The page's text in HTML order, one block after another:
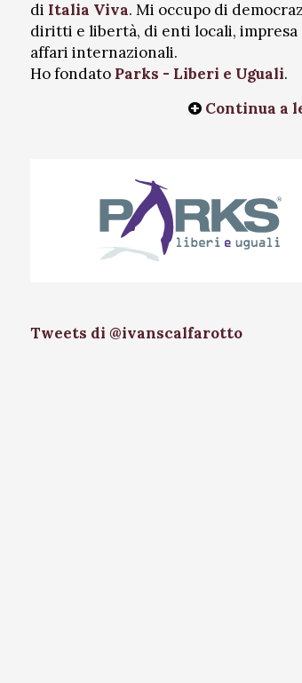
di Italia Viva. Mi occupo di
diritti e libertà, di enti locali, impresa
affari internazionali.
Ho fondato Parks - Liberi e Uguali.
Continua a
Tweets di @ivanscalfarotto